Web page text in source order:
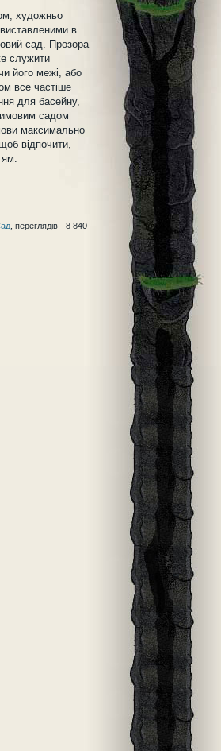
художньо
в
сад. Прозора
служити
його межі, або
все частіше
для басейну,
садом
максимально
відпочити,
, переглядів - 8 840